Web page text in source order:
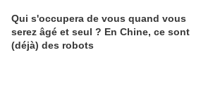
Qui s'occupera de vous quand vous
serez âgé et seul ? En Chine, ce sont
(déjà) des robots